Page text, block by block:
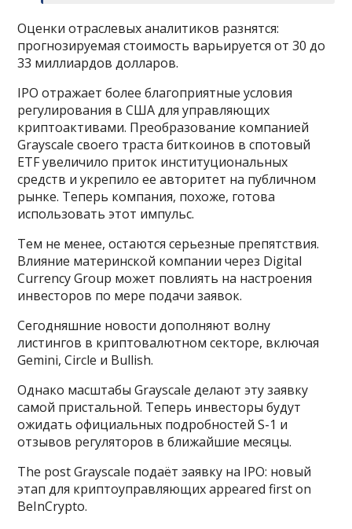
Оценки отраслевых аналитиков разнятся:
прогнозируемая стоимость варьируется от 30 до
33 миллиардов долларов.
IPO отражает более благоприятные условия
регулирования в США для управляющих
криптоактивами. Преобразование компанией
Grayscale своего траста биткоинов в спотовый
ETF увеличило приток институциональных
средств и укрепило ее авторитет на публичном
рынке. Теперь компания, похоже, готова
использовать этот импульс.
Тем не менее, остаются серьезные препятствия.
Влияние материнской компании через Digital
Currency Group может повлиять на настроения
инвесторов по мере подачи заявок.
Сегодняшние новости дополняют волну
листингов в криптовалютном секторе, включая
Gemini, Circle и Bullish.
Однако масштабы Grayscale делают эту заявку
самой пристальной. Теперь инвесторы будут
ожидать официальных подробностей S-1 и
отзывов регуляторов в ближайшие месяцы.
The post Grayscale подаёт заявку на IPO: новый
этап для криптоуправляющих appeared first on
BeInCrypto.